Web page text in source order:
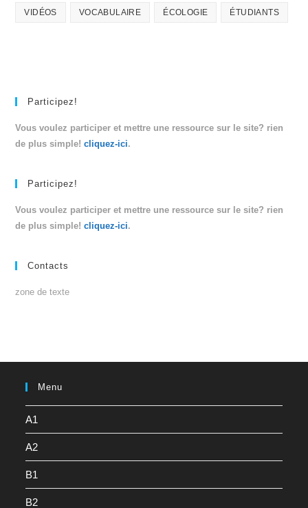
VIDÉOS VOCABULAIRE ÉCOLOGIE ÉTUDIANTS
Participez!
Vous voulez participer et mettre une ressource sur le site? rien
de plus simple!cliquez-ici.
Participez!
Vous voulez participer et mettre une ressource sur le site? rien
de plus simple!cliquez-ici.
Contacts
zone de texte
Menu
A1
A2
B1
B2